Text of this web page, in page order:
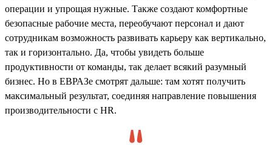
операции и упрощая нужные. Также создают комфортные
безопасные рабочие места, переобучают персонал и дают
сотрудникам возможность развивать карьеру как вертикально,
так и горизонтально. Да, чтобы увидеть больше
продуктивности от команды, так делает всякий разумный
бизнес. Но в ЕВРАЗе смотрят дальше: там хотят получить
максимальный результат, соединяя направление повышения
производительности с HR.